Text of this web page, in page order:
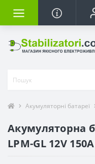
Акумуляторні батареї
Акумуляторна
LPM-GL 12V